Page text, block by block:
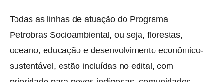
Todas as linhas de atuação do Programa
Petrobras Socioambiental, ou seja, florestas,
oceano, educação e desenvolvimento econômico-
sustentável, estão incluídas no edital, com